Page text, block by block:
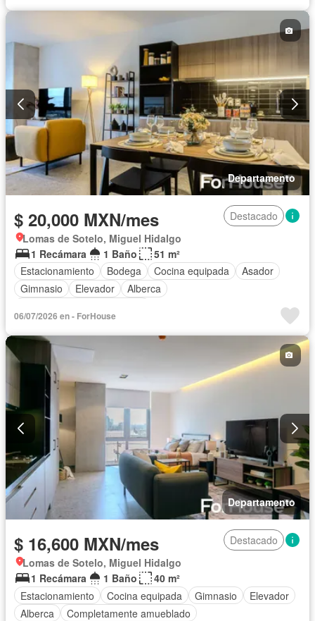
Departamento
$ 20,000 MXN/mes
Destacado
Lomas de Sotelo, Miguel Hidalgo
1 Recámara
1 Baño
51 m²
Estacionamiento
Bodega Cocina equipada
Asador
Gimnasio
Elevador
Alberca
06/07/2026 en - ForHouse
Departamento
$ 16,600 MXN/mes
Destacado
Lomas de Sotelo, Miguel Hidalgo
1 Recámara
1 Baño
40 m²
Estacionamiento
Cocina equipada Gimnasio
Elevador
Alberca
Completamente amueblado